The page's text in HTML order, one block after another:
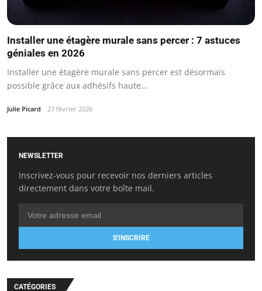
Installer une étagère murale sans percer : 7 astuces
géniales en 2026
Installer une étagère murale sans percer est désormais
possible grâce aux adhésifs haute…
Julie Picard 27 février 2026
NEWSLETTER
Inscrivez-vous pour recevoir nos derniers articles
directement dans votre boîte mail.
S'INSCRIRE
CATÉGORIES